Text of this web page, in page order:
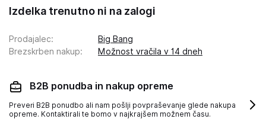
Izdelka trenutno ni na zalogi
Prodajalec:
Big Bang
Brezskrben nakup: Možnost vračila v 14 dneh
B2B ponudba in nakup opreme
Preveri B2B ponudbo ali nam pošlji povpraševanje glede nakupa
opreme. Kontaktirali te bomo v najkrajšem možnem času.